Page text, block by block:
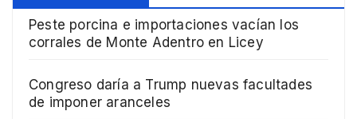
Peste porcina e importaciones vacían los
corrales de Monte Adentro en Licey
Congreso daría a Trump nuevas facultades
de imponer aranceles